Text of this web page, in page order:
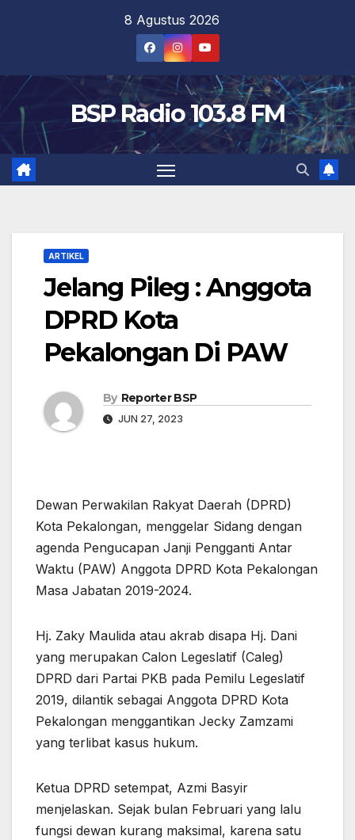
8 Agustus 2026
BSP Radio 103.8 FM
ARTIKEL
Jelang Pileg : Anggota
DPRD Kota
Pekalongan Di PAW
By Reporter BSP
JUN 27, 2023
Dewan Perwakilan Rakyat Daerah (DPRD)
Kota Pekalongan, menggelar Sidang dengan
agenda Pengucapan Janji Pengganti Antar
Waktu (PAW) Anggota DPRD Kota Pekalongan
Masa Jabatan 2019-2024.
Hj. Zaky Maulida atau akrab disapa Hj. Dani
yang merupakan Calon Legeslatif (Caleg)
DPRD dari Partai PKB pada Pemilu Legeslatif
2019, dilantik sebagai Anggota DPRD Kota
Pekalongan menggantikan Jecky Zamzami
yang terlibat kasus hukum.
Ketua DPRD setempat, Azmi Basyir
menjelaskan. Sejak bulan Februari yang lalu
fungsi dewan kurang maksimal, karena satu